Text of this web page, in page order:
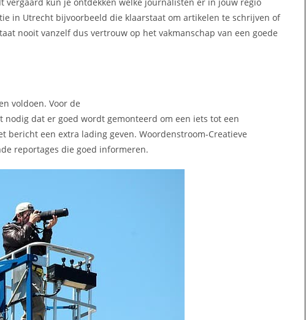
in Utrecht bijvoorbeeld die klaarstaat om artikelen te schrijven of
nooit vanzelf dus vertrouw op het vakmanschap van een goede
voldoen. Voor de
dat er goed wordt gemonteerd om een iets tot een
bericht een extra lading geven. Woordenstroom-Creatieve
reportages die goed informeren.